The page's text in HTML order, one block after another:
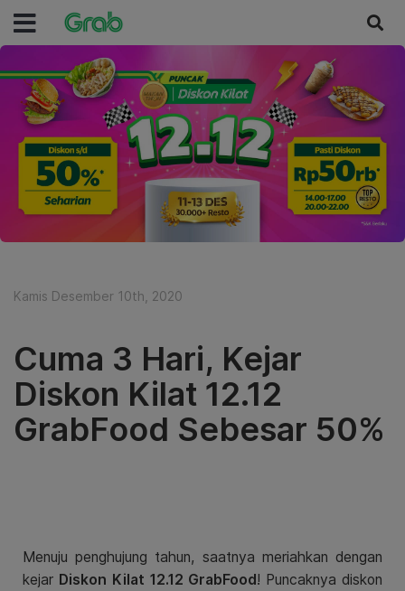
Kamis Desember 10th, 2020
Cuma 3 Hari, Kejar
Diskon Kilat 12.12
GrabFood Sebesar 50%
Menuju penghujung tahun, saatnya meriahkan dengan
kejar Diskon Kilat 12.12 GrabFood! Puncaknya diskon